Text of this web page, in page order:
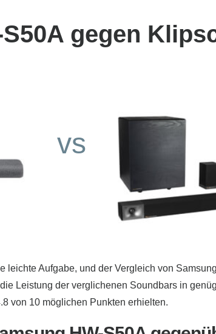
gegen
vs
leichte Aufgabe, und der Vergleich von
Leistung der verglichenen Soundbars in
von 10 möglichen Punkten erhielten.